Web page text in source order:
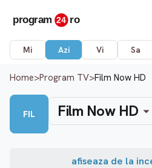
Mi Azi Vi Sa
Home>Program TV>Film Now HD
FIL Film Now HD
afiseaza de la